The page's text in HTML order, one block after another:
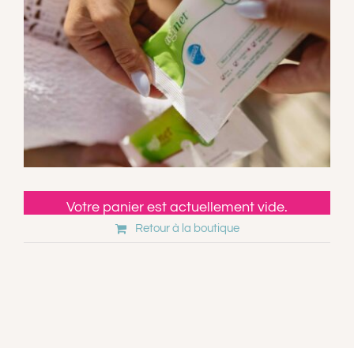
MON COMPTE
Votre panier est actuellement vide.
Retour à la boutique